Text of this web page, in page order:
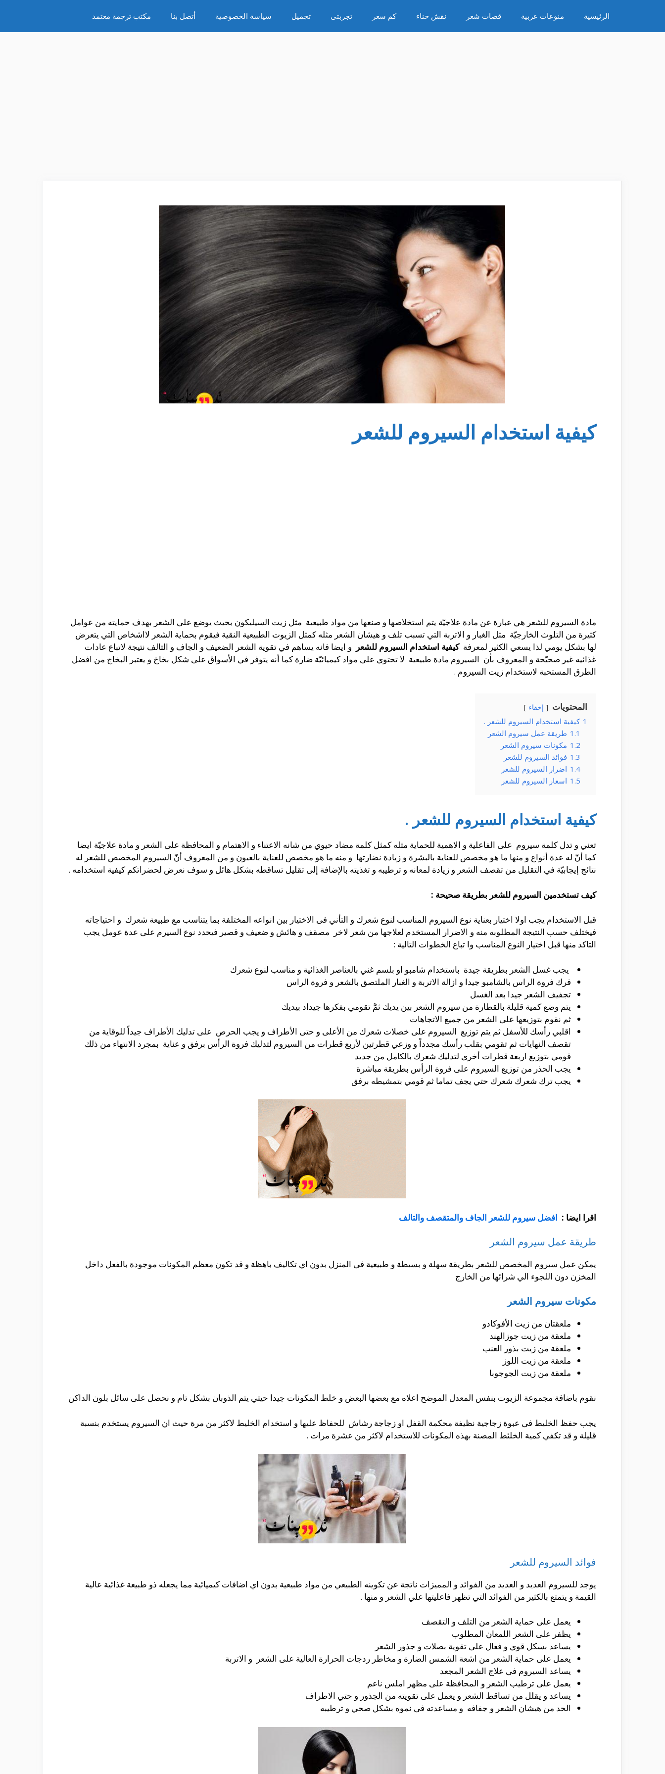
المحتوى
الرئيسية منوعات عربية قصات شعر نقش حناء كم سعر تجربتى تجميل سياسة الخصوصية أتصل بنا مكتب ترجمة معتمد
كيفية استخدام السيروم للشعر
مادة السيروم للشعر هي عبارة عن مادة علاجيّة يتم استخلاصها و صنعها من مواد طبيعية مثل زيت السيليكون بحيث يوضع على الشعر بهدف حمايته من عوامل
كثيرة من التلوث الخارجيّة مثل الغبار و الاتربة التي تسبب تلف و هيشان الشعر مثله كمثل الزيوت الطبيعية النقية فيقوم بحماية الشعر لااشخاص التي يتعرض
لها بشكل يومي لذا يسعي الكثير لمعرفةكيفية استخدام السيروم للشعر
و ايضا فانه يساهم في تقوية الشعر الضعيف و الجاف و التالف نتيجة لاتباع عادات
غذائيه غير صحيّحة و المعروف بأن السيروم مادة طبيعية لا تحتوي على مواد كيميائيّة ضارة كما أنه يتوفر في الأسواق على شكل بخاخ و يعتبر البخاج من افضل
الطرق المستحبة لاستخدام زيت السيروم .
المحتويات إخفاء
1 كيفية استخدام السيروم للشعر .
1.1 طريقة عمل سيروم الشعر
1.2 مكونات سيروم الشعر
1.3 فوائد السيروم للشعر
1.4 اضرار السيروم للشعر
1.5 اسعار السيروم للشعر
كيفية استخدام السيروم للشعر .
تعني و تدل كلمة سيروم على الفاعلية و الاهمية للحماية مثله كمثل كلمة مضاد حيوي من شانه الاعتناء و الاهتمام و المحافظة على الشعر و مادة علاجيّة ايضا
كما أنّ له عدة أنواع و منها ما هو مخصص للعناية بالبشرة و زيادة نضارتها و منه ما هو مخصص للعناية بالعيون و من المعروف أنّ السيروم المخصص للشعر له
نتائج إيجابيّة في التقليل من تقصف الشعر و زيادة لمعانه و ترطيبه و تغذيته بالإضافة إلى تقليل تساقطه بشكل هائل و سوف نعرض لحضراتكم كيفية استخدامه .
كيف تستخدمين السيروم للشعر بطريقة صحيحة :
قبل الاستخدام يجب اولا اختيار بعناية نوع السيروم المناسب لنوع شعرك و التأني فى الاختيار بين انواعه المختلفة بما يتناسب مع طبيعة شعرك و احتياجاته
فيختلف حسب النتيجة المطلوبه منه و الاضرار المستخدم لعلاجها من شعر لاخر مصقف و هائش و ضعيف و قصير فيحدد نوع السيرم على عدة عومل يجب
التاكد منها قبل اختيار النوع المناسب وا تباع الخطوات التالية :
يجب غسل الشعر بطريقة جيدة باستخدام شامبو او بلسم غني بالعناصر الغذائية و مناسب لنوع شعرك
فرك فروة الراس بالشامبو جيدا و ازالة الاتربة و الغبار الملتصق بالشعر و فروة الراس
تجفيف الشعر جيدا بعد الغسل
يتم وضع كمية قليلة بالقطارة من سيروم الشعر بين يديك ثمَّ تقومي بفكرها جيداد بيديك
ثم نقوم بتوزيعها على الشعر من جميع الاتجاهات
اقلبي رأسك للأسفل ثم يتم توزيع السيروم على خصلات شعرك من الأعلى و حتى الأطراف و يجب الحرص على تدليك الأطراف جيداً للوقاية من
تقصف النهايات ثم تقومي بقلب رأسك مجدداً و وزعي قطرتين لأربع قطرات من السيروم لتدليك فروة الرأس برفق و عناية بمجرد الانتهاء من ذلك
قومي بتوزيع اربعة قطرات أخرى لتدليك شعرك بالكامل من جديد
يجب الحذر من توزيع السيروم على فروة الرأس بطريقة مباشرة
يجب ترك شعرك شعرك حتي يجف تماما ثم قومي بتمشيطه برفق
اقرا ايضا : افضل سيروم للشعر الجاف والمتقصف والتالف
طريقة عمل سيروم الشعر
يمكن عمل سيروم المخصص للشعر بطريقة سهلة و بسيطة و طبيعية فى المنزل بدون اي تكاليف باهظة و قد تكون معظم المكونات موجودة بالفعل داخل
المخزن دون اللجوء الي شرائها من الخارج
مكونات سيروم الشعر
ملعقتان من زيت الأفوكادو
ملعقة من زيت جوزالهند
ملعقة من زيت بذور العنب
ملعقة من زيت اللوز
ملعقة من زيت الجوجوبا
نقوم باضافة مجموعة الزيوت بنفس المعدل الموضح اعلاه مع بعضها البعض و خلط المكونات جيدا حيتي يتم الذوبان بشكل تام و نحصل على سائل بلون الداكن
يجب حفظ الخليط فى عبوة زجاجية نظيفة محكمة القفل او زجاجة رشاش للحفاظ عليها و استخدام الخليط لاكثر من مرة حيث ان السيروم يستخدم بنسبة
قليلة و قد تكفي كمية الخلئط المصنة بهذه المكونات للاستخدام لاكثر من عشرة مرات .
فوائد السيروم للشعر
يوجد للسيروم العديد و العديد من الفوائد و المميزات ناتجة عن تكوينه الطبيعي من مواد طبيعية بدون اي اضافات كيميائية مما يجعله ذو طبيعة غذائية عالية
القيمة و يتمتع بالكثير من الفوائد التي تظهر فاعليتها علي الشعر و منها .
يعمل على حماية الشعر من التلف و التقصف
يظفر على الشعر اللمعان المطلوب
يساعد بسكل قوي و فعال على تقوية بصلات و جذور الشعر
يعمل على حماية الشعر من اشعة الشمس الضارة و مخاطر ردجات الحرارة العالية على الشعر و الاتربة
يساعد السيروم فى علاج الشعر المجعد
يعمل على ترطيب الشعر و المحافظة على مظهر املس ناعم
يساعد و يقلل من تساقط الشعر و يعمل على تقويته من الجذور و حتي الاطراف
الحد من هيشان الشعر و جفافه و مساعدته فى نموه بشكل صحي و ترطيبه